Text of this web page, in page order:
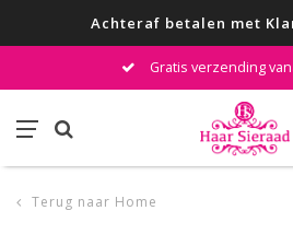
Achteraf betalen met
Gratis verzending
Terug naar Home